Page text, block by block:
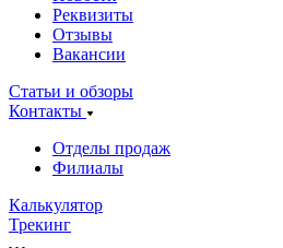
Реквизиты
Отзывы
Вакансии
Статьи и обзоры
Контакты
Отделы продаж
Филиалы
Калькулятор
Трекинг